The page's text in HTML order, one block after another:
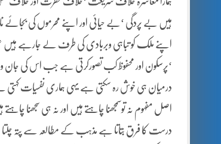
ہیں بے پردگی ‘بے حیائی اور اپنے محرموں کی بجائے
اپنے ملک کو تباہی وبربادی کی طرف لے جارہے
‘پرسکون اور محفوظ کب تصورکرتی ہے جب اس کی جان
درمیان ہی خوش رہ سکتی ہے یہی ہماری نفسیات کہتی
اصل مفہوم نہ توسمجھنا چاہتے ہیں اور نہ ہی سجھنا
درست کا فرق بتاتا ہے مذہب کے مطالعہ سے پتہ